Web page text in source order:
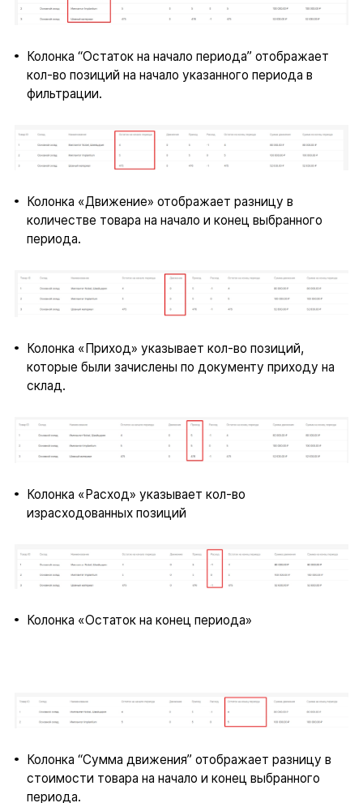
Колонка “Остаток на начало периода” отображает
кол-во позиций на начало указанного периода в
фильтрации.
Колонка «Движение» отображает разницу в
количестве товара на начало и конец выбранного
периода.
Колонка «Приход» указывает кол-во позиций,
которые были зачислены по документу приходу на
склад.
Колонка «Расход» указывает кол-во
израсходованных позиций
Колонка «Остаток на конец периода»
Колонка “Сумма движения” отображает разницу в
стоимости товара на начало и конец выбранного
периода.